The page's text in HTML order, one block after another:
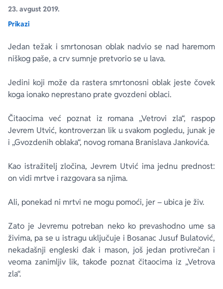
23. avgust 2019.
Prikazi
Jedan težak i smrtonosan oblak nadvio se nad haremom
niškog paše, a crv sumnje pretvorio se u lava.
Jedini koji može da rastera smrtonosni oblak jeste čovek
koga ionako neprestano prate gvozdeni oblaci.
Čitaocima već poznat iz romana „Vetrovi zla“, raspop
Jevrem Utvić, kontroverzan lik u svakom pogledu, junak je
i „Gvozdenih oblaka“, novog romana Branislava Jankovića.
Kao istražitelj zločina, Jevrem Utvić ima jednu prednost:
on vidi mrtve i razgovara sa njima.
Ali, ponekad ni mrtvi ne mogu pomoći, jer – ubica je živ.
Zato je Jevremu potreban neko ko prevashodno ume sa
živima, pa se u istragu uključuje i Bosanac Jusuf Bulatović,
nekadašnji engleski đak i mason, još jedan protivrečan i
veoma zanimljiv lik, takođe poznat čitaocima iz „Vetrova
zla“.
Ekranizovane knjige
Za poklon
E-knjige
Poezija
Lični razvoj i popularna psihologija
Biografija
Bojan Ljubenović
Dejan Tiago-Stanković
Milica Jakovljević Mir-Jam
Peter Handke
Harlan Koben
Elif Šafak